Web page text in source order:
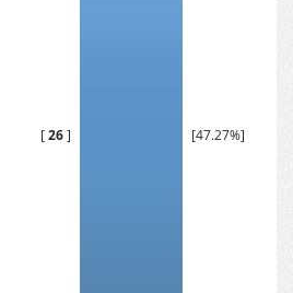
[26] [47.27%]